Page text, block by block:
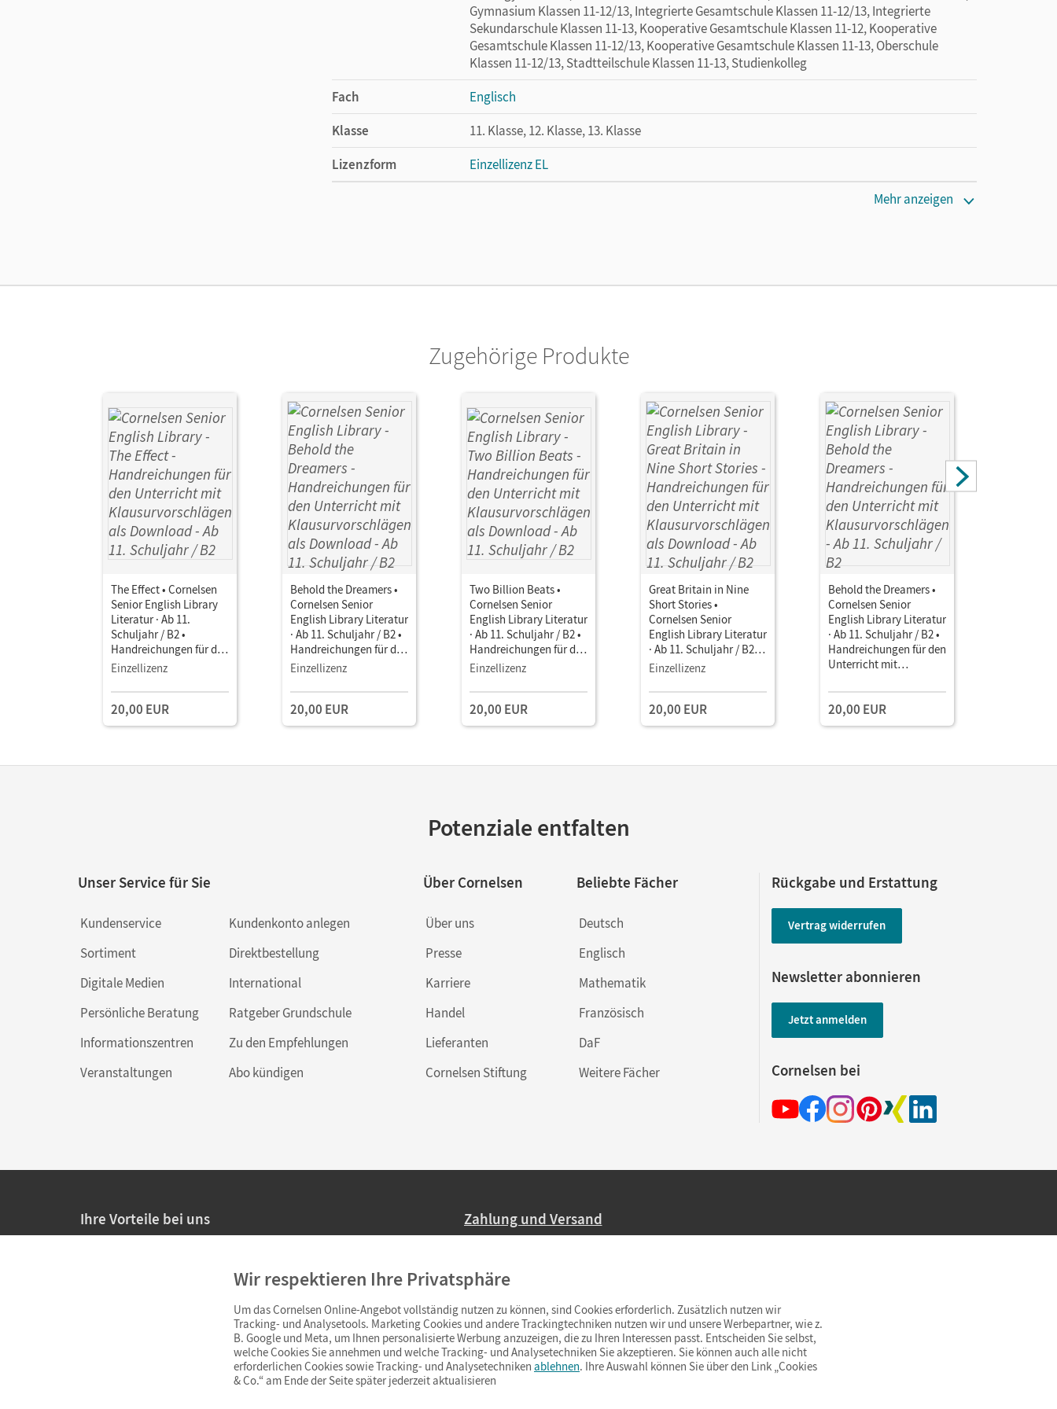
Gymnasium Klassen 11-12/13, Integrierte Gesamtschule Klassen 11-12/13, Integrierte
Sekundarschule Klassen 11-13, Kooperative Gesamtschule Klassen 11-12, Kooperative
Gesamtschule Klassen 11-12/13, Kooperative Gesamtschule Klassen 11-13, Oberschule
Klassen 11-12/13, Stadtteilschule Klassen 11-13, Studienkolleg
Fach
Englisch
Klasse
11. Klasse, 12. Klasse, 13. Klasse
Lizenzform
Einzellizenz EL
Mehr anzeigen
Zugehörige Produkte
The Effect • Cornelsen
Senior English Library
Literatur · Ab 11.
Schuljahr / B2 •
Handreichungen für den
Unterricht mit
Download
Einzellizenz
20,00 EUR
Behold the Dreamers •
Cornelsen Senior
English Library Literatur
· Ab 11. Schuljahr / B2 •
Handreichungen für den
Unterricht mit
Download
Einzellizenz
20,00 EUR
Two Billion Beats •
Cornelsen Senior
English Library Literatur
· Ab 11. Schuljahr / B2 •
Handreichungen für den
Unterricht mit
Download
Einzellizenz
20,00 EUR
Great Britain in Nine
Short Stories •
Cornelsen Senior
English Library Literatur
· Ab 11. Schuljahr / B2 •
Handreichungen für den
Klausurvorschlägen als
Download
Einzellizenz
20,00 EUR
Behold the Dreamers •
Cornelsen Senior
English Library Literatur
· Ab 11. Schuljahr / B2 •
Handreichungen für den
Unterricht mit
20,00 EUR
Potenziale entfalten
Unser Service für Sie
Kundenservice
Sortiment
Digitale Medien
Persönliche Beratung
Informationszentren
Veranstaltungen
Kundenkonto anlegen
Direktbestellung
International
Ratgeber Grundschule
Zu den Empfehlungen
Abo kündigen
Über Cornelsen
Über uns
Presse
Karriere
Handel
Lieferanten
Cornelsen Stiftung
Beliebte Fächer
Deutsch
Englisch
Mathematik
Französisch
DaF
Weitere Fächer
Rückgabe und Erstattung
Vertrag widerrufen
Newsletter abonnieren
Jetzt anmelden
Cornelsen bei
Ihre Vorteile bei uns
Persönliche Angebote für Lehrkräfte
Sicheres Einkaufen mit SSL-Verschlüsselung
Widerrufsfristvon 4 Wochen
Schnelle und einfache Retourenabwicklung
Zahlung und Versand
Ab 59,– EUR Bestellwert liefern wir versandkostenfrei innerhalb Deutschlands
(Lieferung in 3–6 Tagen).
Wir respektieren Ihre Privatsphäre
Um das Cornelsen Online-Angebot vollständig nutzen zu können, sind Cookies erforderlich. Zusätzlich nutzen wir
Tracking- und Analysetools. Marketing Cookies und andere Trackingtechniken nutzen wir und unsere Werbepartner, wie z.
B. Google und Meta, um Ihnen personalisierte Werbung anzuzeigen, die zu Ihren Interessen passt. Entscheiden Sie selbst,
welche Cookies Sie annehmen und welche Tracking- und Analysetechniken Sie akzeptieren. Sie können auch alle nicht
erforderlichen Cookies sowie Tracking- und Analysetechniken ablehnen. Ihre Auswahl können Sie über den Link „Cookies
& Co.“ am Ende der Seite später jederzeit aktualisieren